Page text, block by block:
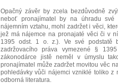
Opačný závěr by zcela bezdůvodně
neboť pronajímatel by na úhradu
nájemním vztahu, mohl zadržet i věci,
jež má nájemce na pronajaté věci či v
1395 odst. 1 o. z.). Ve své podstatě
zadržovacího práva vymezené §
zákonodárce jistě neměl v úmyslu
pronajímatel může zadržet movitou věc
pohledávky vůči nájemci vzniklé toliko z
odborná literatura.